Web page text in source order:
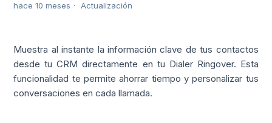
hace 10 meses Actualización
Muestra al instante la información clave de tus contactos
desde tu CRM directamente en tu Dialer Ringover. Esta
funcionalidad te permite ahorrar tiempo y personalizar tus
conversaciones en cada llamada.